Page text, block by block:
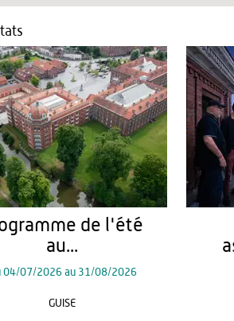
de l'été
au...
04/07/2026 au 31/08/2026
GUISE